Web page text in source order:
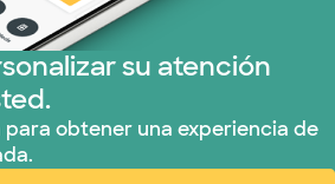
(1 planes)
su atención
para obtener una experiencia de